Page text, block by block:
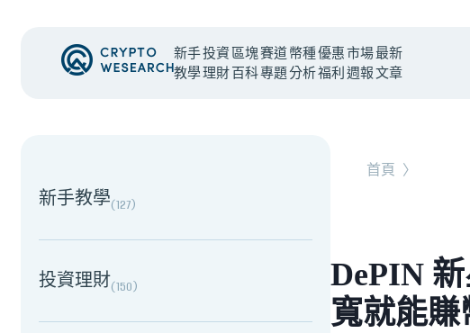
新手
教學
投資
理財
區塊
百科
賽道
專題
幣種
分析
優惠
福利
市場
週報
最新
文章
NEW EVENT
新手教學(127)
投資理財(150)
首頁 〉
DePIN
寬就能